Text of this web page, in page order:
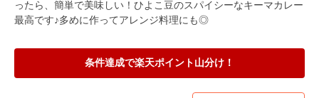
ったら、簡単で美味しい！ひよこ豆のスパイシーなキーマカレー
最高です♪多めに作ってアレンジ料理にも◎
条件達成で楽天ポイント山分け！